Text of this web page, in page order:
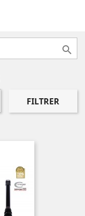

FILTRER